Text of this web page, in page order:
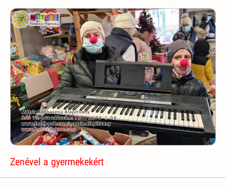
Zenével a gyermekekért